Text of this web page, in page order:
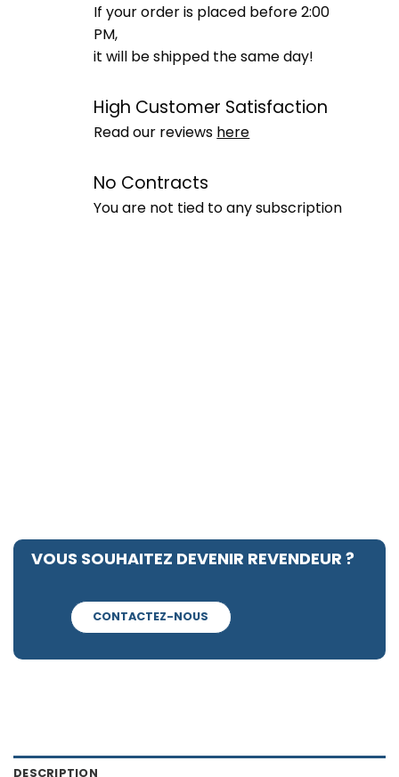
If your order is placed before 2:00
PM,
it will be shipped the same day!
High Customer Satisfaction
Read our reviews here
No Contracts
You are not tied to any subscription
VOUS SOUHAITEZ DEVENIR REVENDEUR ?
CONTACTEZ-NOUS
DESCRIPTION